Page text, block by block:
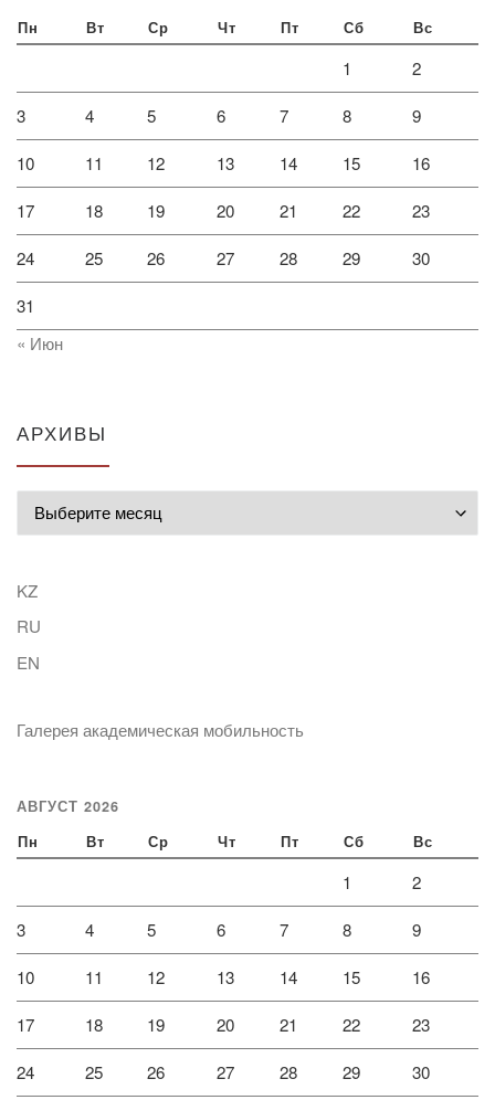
Пн Вт Ср Чт Пт Сб Вс
1 2
3 4 5 6 7 8 9
10 11 12 13 14 15 16
17 18 19 20 21 22 23
24 25 26 27 28 29 30
31
« Июн
АРХИВЫ
KZ
RU
EN
Галерея академическая мобильность
АВГУСТ 2026
Пн Вт Ср Чт Пт Сб Вс
1 2
3 4 5 6 7 8 9
10 11 12 13 14 15 16
17 18 19 20 21 22 23
24 25 26 27 28 29 30